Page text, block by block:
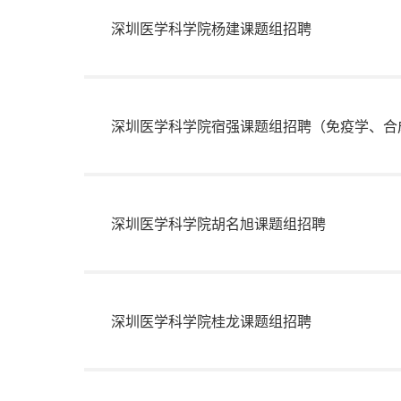
深圳医学科学院杨建课题组招聘
深圳医学科学院宿强课题组招聘（免疫学、合
深圳医学科学院胡名旭课题组招聘
深圳医学科学院桂龙课题组招聘